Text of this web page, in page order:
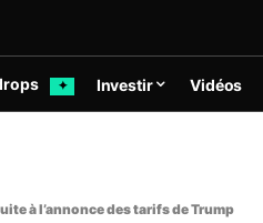
✦ Investir Vidéos
à l’annonce des tarifs de Trump